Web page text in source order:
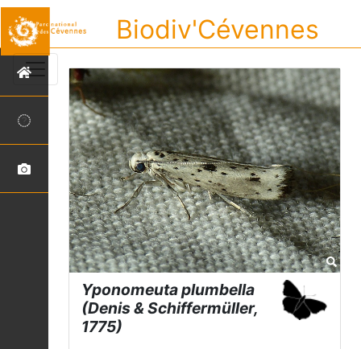
Biodiv'Cévennes
Yponomeuta plumbella
(Denis & Schiffermüller,
1775)